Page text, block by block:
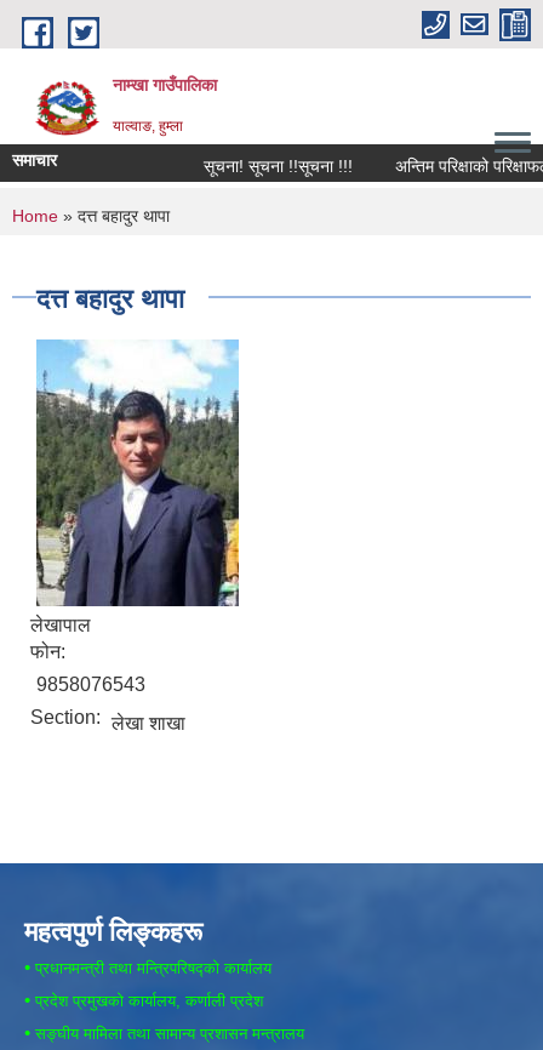
Skip to main content
नाम्खा गाउँपालिका
याल्वाङ, हुम्ला
समाचार सूचना! सूचना !!सूचना !!! अन्तिम परिक्षाको
You are here
Home » दत्त बहादुर थापा
दत्त बहादुर थापा
लेखापाल
फोन:
9858076543
Section: लेखा शाखा
महत्वपुर्ण लिङ्कहरू
• प्रधानमन्त्री तथा मन्त्रिपरिषद्को कार्यालय
• प्रदेश प्रमुखको कार्यालय, कर्णाली प्रदेश
• सङ्घीय मामिला तथा सामान्य प्रशासन मन्त्रालय